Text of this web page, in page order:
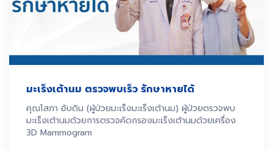
มะเร็งเต้านม ตรวจพบเร็ว รักษาหายได้
คุณโสภา อับดิน (ผู้ป่วยมะเร็งมะเร็งเต้านม) ผู้ป่วยตรวจพบ
มะเร็งเต้านมด้วยการตรวจคัดกรองมะเร็งเต้านมด้วยเครื่อง
3D Mammogram